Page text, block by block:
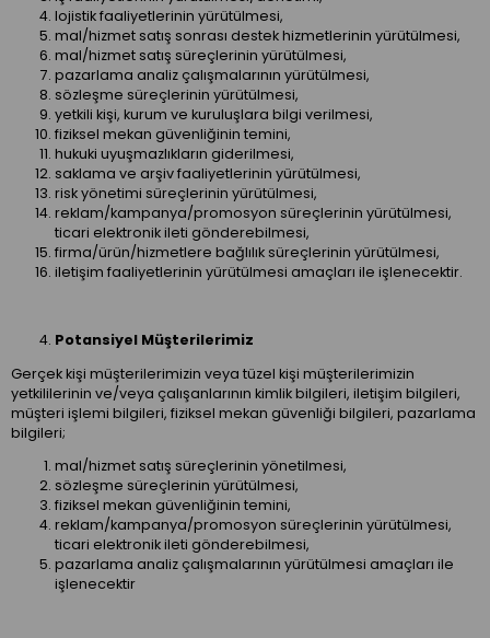
lojistik faaliyetlerinin yürütülmesi,
mal/hizmet satış sonrası destek hizmetlerinin yürütülmesi,
mal/hizmet satış süreçlerinin yürütülmesi,
pazarlama analiz çalışmalarının yürütülmesi,
sözleşme süreçlerinin yürütülmesi,
yetkili kişi, kurum ve kuruluşlara bilgi verilmesi,
fiziksel mekan güvenliğinin temini,
hukuki uyuşmazlıkların giderilmesi,
saklama ve arşiv faaliyetlerinin yürütülmesi,
risk yönetimi süreçlerinin yürütülmesi,
reklam/kampanya/promosyon süreçlerinin yürütülmesi,
ticari elektronik ileti gönderebilmesi,
firma/ürün/hizmetlere bağlılık süreçlerinin yürütülmesi,
iletişim faaliyetlerinin yürütülmesi amaçları ile işlenecektir.
Potansiyel Müşterilerimiz
Gerçek kişi müşterilerimizin veya tüzel kişi müşterilerimizin
yetkililerinin ve/veya çalışanlarının kimlik bilgileri, iletişim bilgileri,
müşteri işlemi bilgileri, fiziksel mekan güvenliği bilgileri, pazarlama
bilgileri;
mal/hizmet satış süreçlerinin yönetilmesi,
sözleşme süreçlerinin yürütülmesi,
fiziksel mekan güvenliğinin temini,
reklam/kampanya/promosyon süreçlerinin yürütülmesi,
ticari elektronik ileti gönderebilmesi,
pazarlama analiz çalışmalarının yürütülmesi amaçları ile
işlenecektir